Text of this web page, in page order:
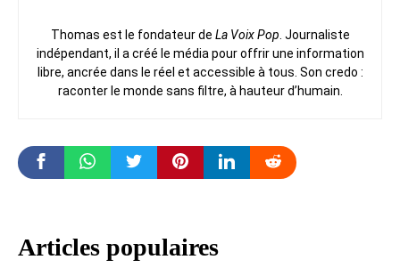
Thomas est le fondateur de La Voix Pop . Journaliste
indépendant, il a créé le média pour offrir une information
libre, ancrée dans le réel et accessible à tous. Son credo :
raconter le monde sans filtre, à hauteur d’humain.
Articles populaires